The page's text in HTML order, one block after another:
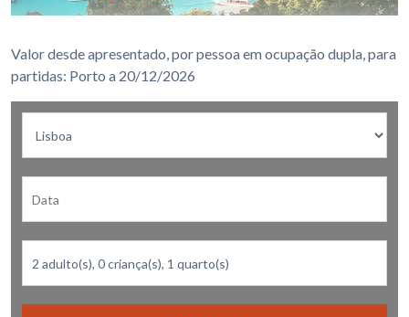
Valor desde apresentado, por pessoa em ocupação dupla, para
partidas: Porto a 20/12/2026